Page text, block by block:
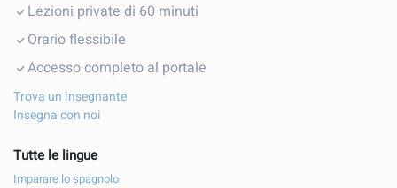
Lezioni private di 60 minuti
Orario flessibile
Accesso completo al portale
Trova un insegnante
Insegna con noi
Tutte le lingue
Imparare lo spagnolo